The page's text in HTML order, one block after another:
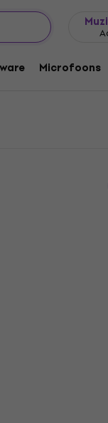
Microfoons